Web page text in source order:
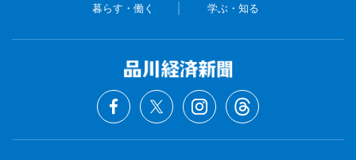
暮らす・働く 学ぶ・知る